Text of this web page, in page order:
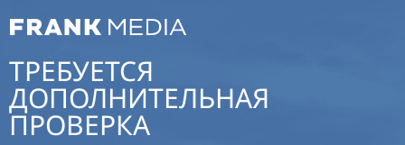
ТРЕБУЕТСЯ
ДОПОЛНИТЕЛЬНАЯ
ПРОВЕРКА